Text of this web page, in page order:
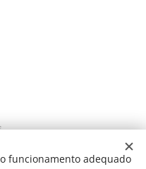
funcionamento adequado